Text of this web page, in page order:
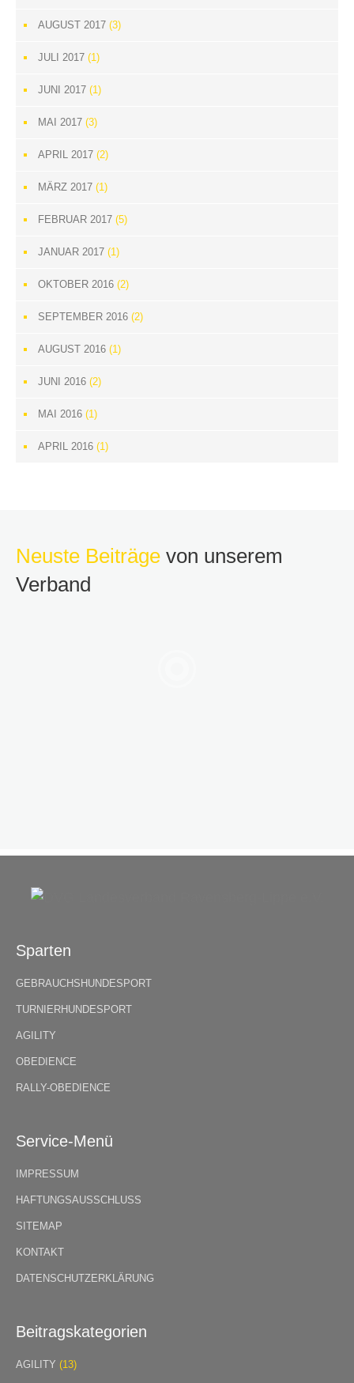
AUGUST 2017 (3)
JULI 2017 (1)
JUNI 2017 (1)
MAI 2017 (3)
APRIL 2017 (2)
MÄRZ 2017 (1)
FEBRUAR 2017 (5)
JANUAR 2017 (1)
OKTOBER 2016 (2)
SEPTEMBER 2016 (2)
AUGUST 2016 (1)
JUNI 2016 (2)
MAI 2016 (1)
APRIL 2016 (1)
Neuste Beiträge von unserem
Verband
Sparten
GEBRAUCHSHUNDESPORT
TURNIERHUNDESPORT
AGILITY
OBEDIENCE
RALLY-OBEDIENCE
Service-Menü
IMPRESSUM
HAFTUNGSAUSSCHLUSS
SITEMAP
KONTAKT
DATENSCHUTZERKLÄRUNG
Beitragskategorien
AGILITY (13)